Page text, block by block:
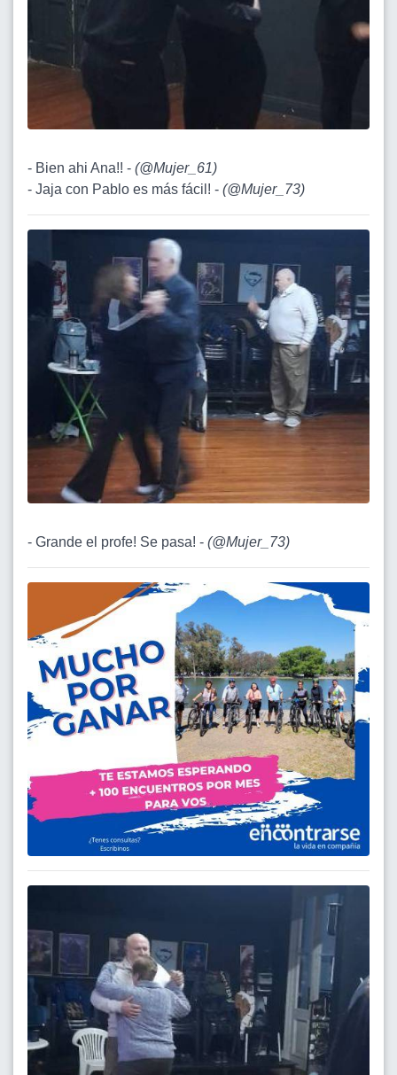
- Bien ahi Ana!! - (@Mujer_61)
- Jaja con Pablo es más fácil! - (@Mujer_73)
- Grande el profe! Se pasa! - (@Mujer_73)